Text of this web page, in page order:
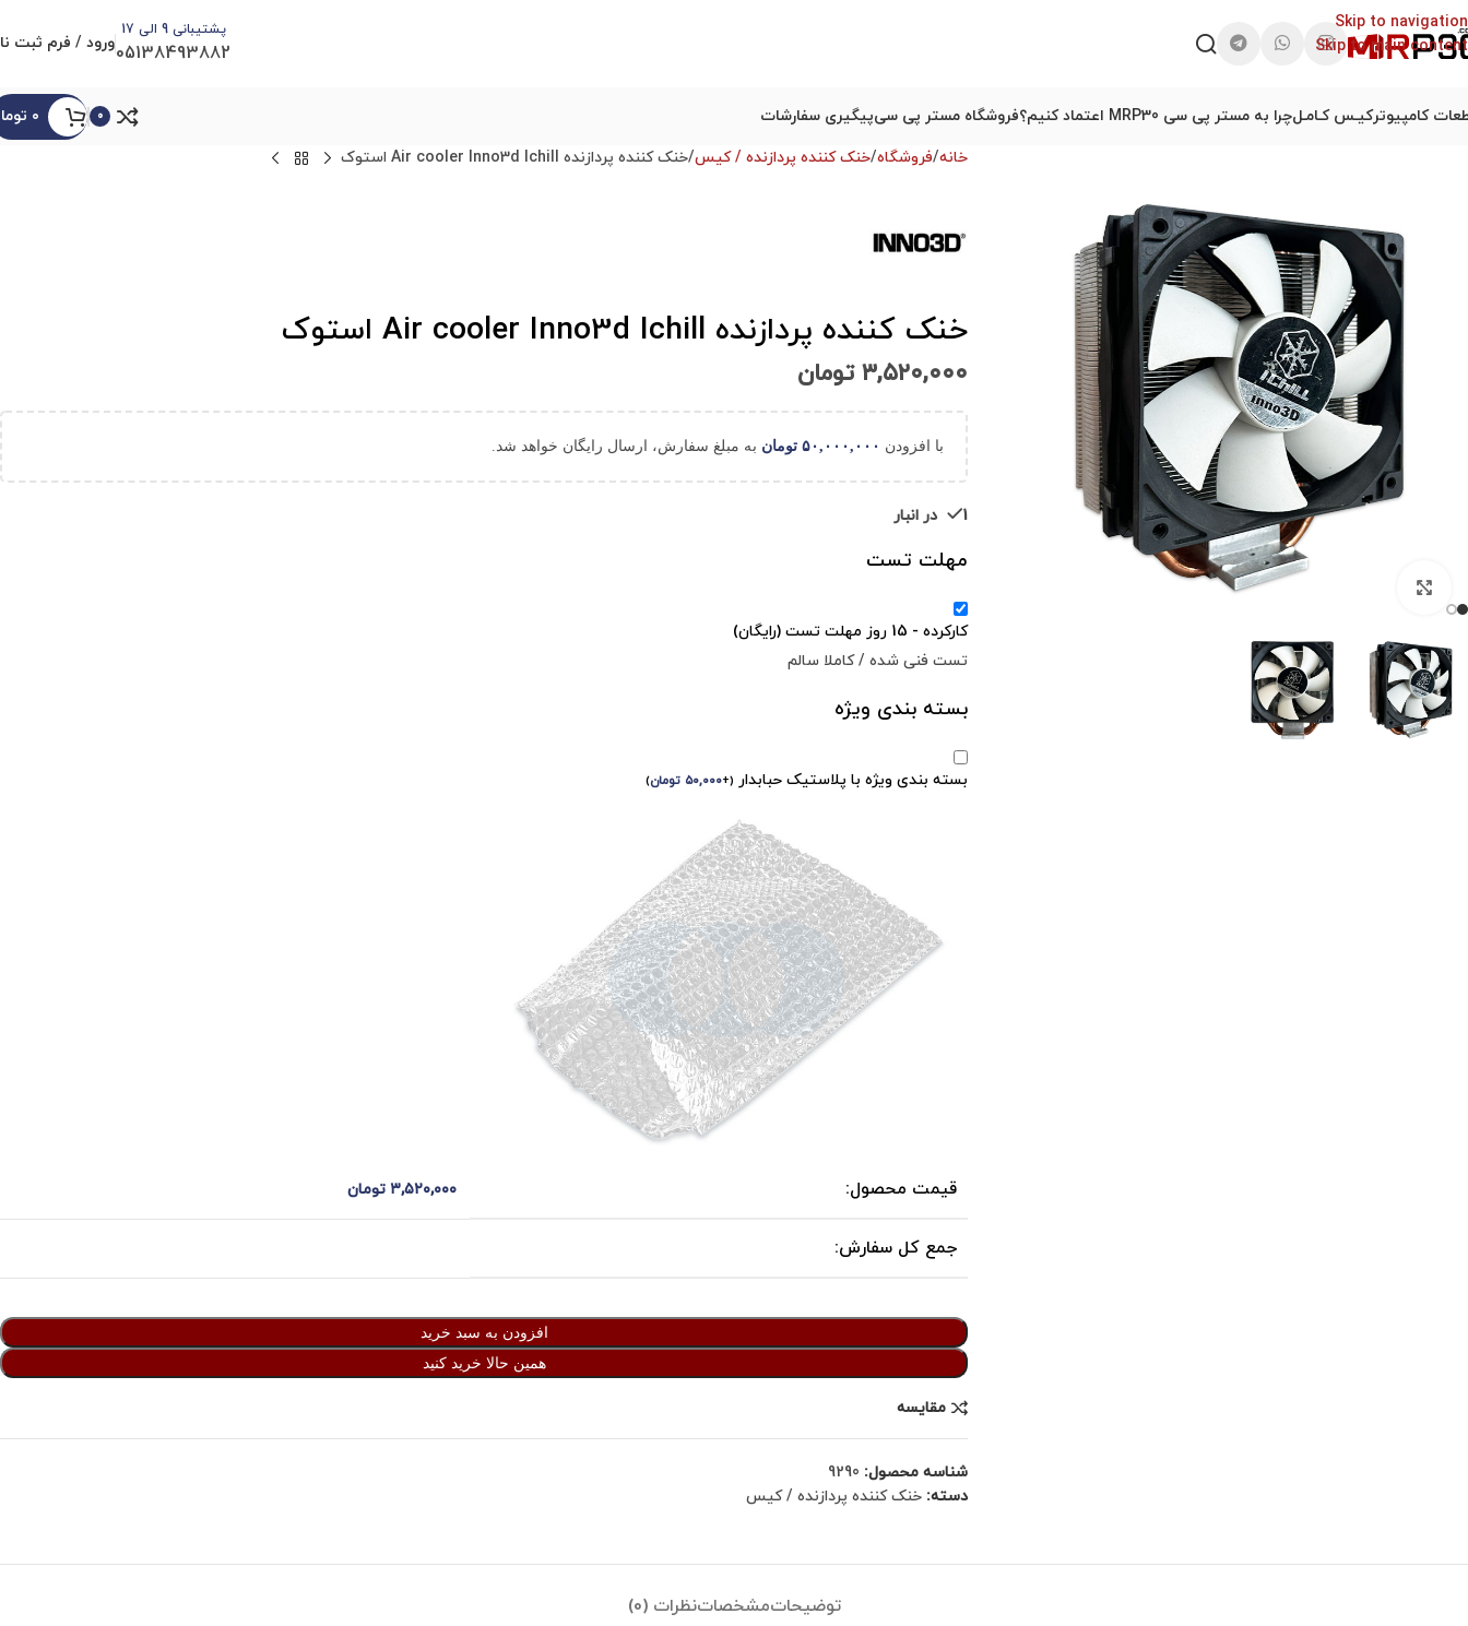
Skip to navigation
Skip to main content
پشتیبانی 9 الی 17
05138493882ورود / فرم ثبت
کامپیوترکیـس کـامـلچرا به مستر پی سی MRP30 اعتماد کنیم؟ فروشگاه مستر پی سیپیگیری سفارشات 0 ۰
برای بزرگنمایی کلیک کنید
خانه فروشگاه خنک کننده پردازنده / کیس خنک کننده پردازنده Air cooler Inno3d Ichill استوک
خنک کننده پردازنده Air cooler Inno3d Ichill استوک
۳,۵۲۰,۰۰۰ تومان
با افزودن ۵۰,۰۰۰,۰۰۰ تومان به مبلغ سفارش، ارسال رایگان خواهد شد.
1 در انبار
مهلت تست
کارکرده - 15 روز مهلت تست (رایگان)
تست فنی شده / کاملا سالم
بسته بندی ویژه
بسته بندی ویژه با پلاستیک حبابدار (
+۵۰,۰۰۰ تومان)
قیمت محصول: ۳,۵۲۰,۰۰۰ تومان
جمع کل سفارش:
افزودن به سبد خرید
همین حالا خرید کنید
مقایسه
شناسه محصول: 9290
دسته: خنک کننده پردازنده / کیس
توضیحاتمشخصاتنظرات (0)